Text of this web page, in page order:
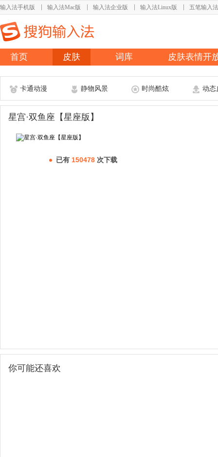
输入法手机版 输入法Mac版 输入法企业版 输入法Linux版 五笔输入法
首页 皮肤 词库 皮肤表情开
卡通动漫 静物风景 时尚酷炫 动态
星宫·双鱼座【星座版】
已有 150478 次下载
你可能还喜欢